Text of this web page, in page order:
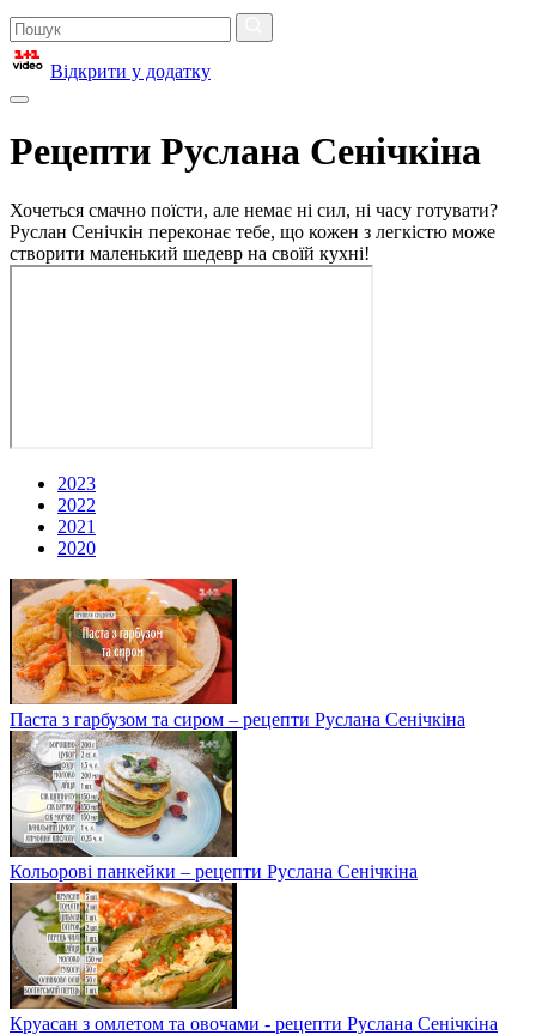
Відкрити у додатку
Рецепти Руслана Сенічкіна
Хочеться смачно поїсти, але немає ні сил, ні часу готувати?
Руслан Сенічкін переконає тебе, що кожен з легкістю може
створити маленький шедевр на своїй кухні!
2023
2022
2021
2020
Паста з гарбузом та сиром – рецепти Руслана Сенічкіна
Кольорові панкейки – рецепти Руслана Сенічкіна
Круасан з омлетом та овочами - рецепти Руслана Сенічкіна